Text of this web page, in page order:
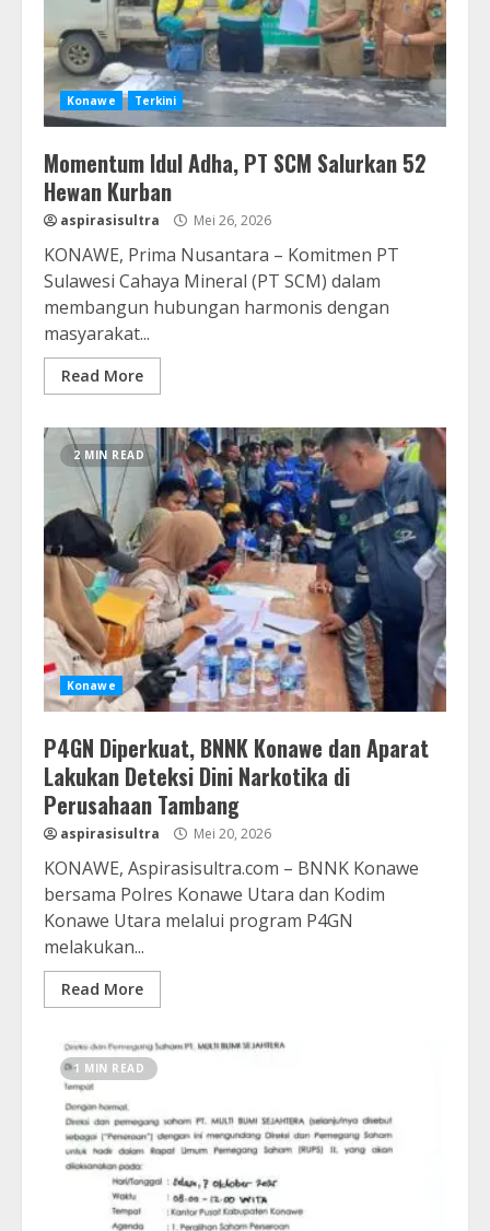
Konawe Terkini
Momentum Idul Adha, PT SCM Salurkan 52
Hewan Kurban
aspirasisultra Mei 26, 2026
KONAWE, Prima Nusantara – Komitmen PT
Sulawesi Cahaya Mineral (PT SCM) dalam
membangun hubungan harmonis dengan
masyarakat...
Read More
2 MIN READ
Konawe
P4GN Diperkuat, BNNK Konawe dan Aparat
Lakukan Deteksi Dini Narkotika di
Perusahaan Tambang
aspirasisultra Mei 20, 2026
KONAWE, Aspirasisultra.com – BNNK Konawe
bersama Polres Konawe Utara dan Kodim
Konawe Utara melalui program P4GN
melakukan...
Read More
1 MIN READ